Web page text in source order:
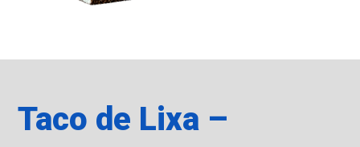
Taco de Lixa –